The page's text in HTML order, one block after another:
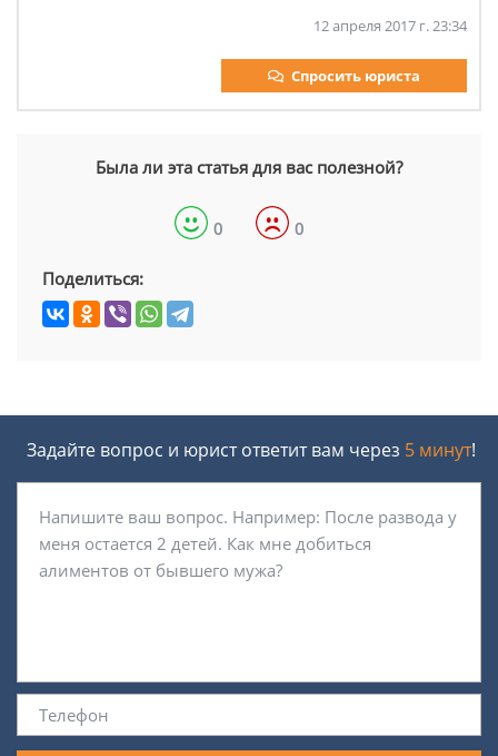
12 апреля 2017 г. 23:34
Спросить юриста
Была ли эта статья для вас полезной?
0 0
Поделиться:
Задайте вопрос и юрист ответит вам через 5 минут!